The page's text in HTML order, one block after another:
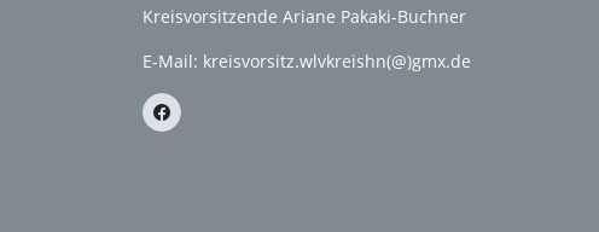
Kreisvorsitzende Ariane Pakaki-Buchner
E-Mail: kreisvorsitz.wlvkreishn(@)gmx.de